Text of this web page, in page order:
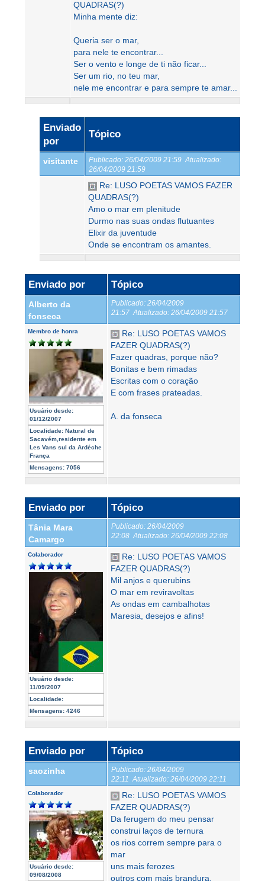
QUADRAS(?)
Minha mente diz:
Queria ser o mar,
para nele te encontrar...
Ser o vento e longe de ti não ficar...
Ser um rio, no teu mar,
nele me encontrar e para sempre te amar...
Enviado
por
Tópico
visitante Publicado: 26/04/2009 21:59 Atualizado:
26/04/2009 21:59
Re: LUSO POETAS VAMOS FAZER
QUADRAS(?)
Amo o mar em plenitude
Durmo nas suas ondas flutuantes
Elixir da juventude
Onde se encontram os amantes.
Enviado por Tópico
Alberto da
fonseca
Publicado: 26/04/2009
21:57 Atualizado: 26/04/2009 21:57
Membro de honra
Usuário desde:
01/12/2007
Localidade: Natural de
Sacavém,residente em
Les Vans sul da Ardéche
França
Mensagens: 7056
Re: LUSO POETAS VAMOS
FAZER QUADRAS(?)
Fazer quadras, porque não?
Bonitas e bem rimadas
Escritas com o coração
E com frases prateadas.
A. da fonseca
Enviado por Tópico
Tânia Mara
Camargo
Publicado: 26/04/2009
22:08 Atualizado: 26/04/2009 22:08
Colaborador
Usuário desde:
11/09/2007
Localidade:
Mensagens: 4246
Re: LUSO POETAS VAMOS
FAZER QUADRAS(?)
Mil anjos e querubins
O mar em reviravoltas
As ondas em cambalhotas
Maresia, desejos e afins!
Enviado por Tópico
saozinha Publicado: 26/04/2009
22:11 Atualizado: 26/04/2009 22:11
Colaborador
Usuário desde:
09/08/2008
Re: LUSO POETAS VAMOS
FAZER QUADRAS(?)
Da ferugem do meu pensar
construi laços de ternura
os rios correm sempre para o
mar
uns mais ferozes
outros com mais brandura.